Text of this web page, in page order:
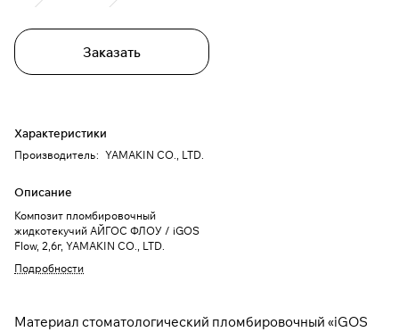
Заказать
Характеристики
Производитель: YAMAKIN CO., LTD.
Описание
Композит пломбировочный
жидкотекучий АЙГОС ФЛОУ / iGOS
Flow, 2,6г, YAMAKIN CO., LTD.
Подробности
Материал стоматологический пломбировочный «iGOS